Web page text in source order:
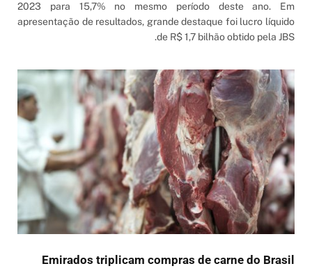
2023 para 15,7% no mesmo período deste ano. Em
apresentação de resultados, grande destaque foi lucro líquido
de R$ 1,7 bilhão obtido pela JBS.
Emirados triplicam compras de carne do Brasil